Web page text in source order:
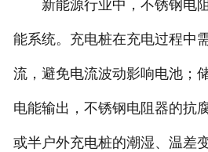
新能源行业中，不锈钢电阻
能系统。充电桩在充电过程中
流，避免电流波动影响电池；
电能输出，不锈钢电阻器的抗
或半户外充电桩的潮湿、温差